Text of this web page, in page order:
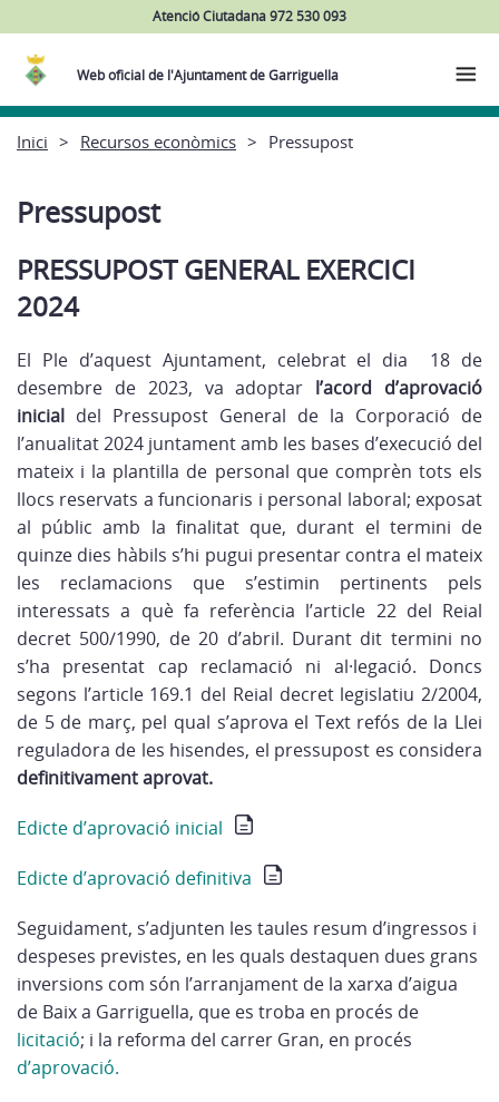
Atenció Ciutadana 972 530 093
Web oficial de l'Ajuntament de Garriguella
Inici Recursos econòmics Pressupost
Pressupost
PRESSUPOST GENERAL EXERCICI
2024
El Ple d’aquest Ajuntament, celebrat el dia 18 de
desembre de 2023, va adoptar l’acord d’aprovació
inicial del Pressupost General de la Corporació de
l’anualitat 2024 juntament amb les bases d’execució del
mateix i la plantilla de personal que comprèn tots els
llocs reservats a funcionaris i personal laboral; exposat
al públic amb la finalitat que, durant el termini de
quinze dies hàbils s’hi pugui presentar contra el mateix
les reclamacions que s’estimin pertinents pels
interessats a què fa referència l’article 22 del Reial
decret 500/1990, de 20 d’abril. Durant dit termini no
s’ha presentat cap reclamació ni al·legació. Doncs
segons l’article 169.1 del Reial decret legislatiu 2/2004,
de 5 de març, pel qual s’aprova el Text refós de la Llei
reguladora de les hisendes, el pressupost es considera
definitivament aprovat.
Edicte d’aprovació inicial
Edicte d’aprovació definitiva
Seguidament, s’adjunten les taules resum d’ingressos i
despeses previstes, en les quals destaquen dues grans
inversions com són l’arranjament de la xarxa d’aigua
de Baix a Garriguella, que es troba en procés de
licitació; i la reforma del carrer Gran, en procés
d’aprovació.